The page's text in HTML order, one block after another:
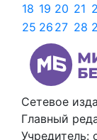
18 19 20 21
25 26 27 28
Сетевое
Главный
Учредитель: